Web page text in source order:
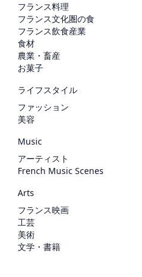
フランス料理
フランス文化圏の食
フランス飲食産業
食材
農業・畜産
お菓子
ライフスタイル
ファッション
美容
Music
アーティスト
French Music Scenes
Arts
フランス映画
工芸
美術
文学・書籍